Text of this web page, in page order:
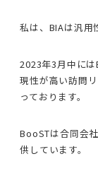
私は、BIAは汎用
2023年3月中に
現性が高い訪問
っております。
BooSTは合同会
供しています。